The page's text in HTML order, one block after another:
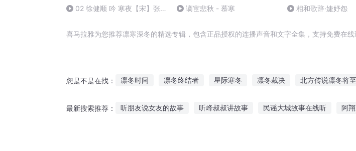
02 徐健顺 吟 寒夜【宋】张
谪宦悲秋 - 慕寒 相和歌辞·婕妤怨
喜马拉雅为您推荐凛寒深冬的精选专辑，包含正品授权的连播声音和文字全集，支持免费在线
您是不是在找： 凛冬时间 凛冬终结者 星际寒冬 凛冬裁决 北方传说凛冬将至
最新搜索推荐： 听朋友说女友的故事 听峰叔叔讲故事 民谣大城故事在线听 阿